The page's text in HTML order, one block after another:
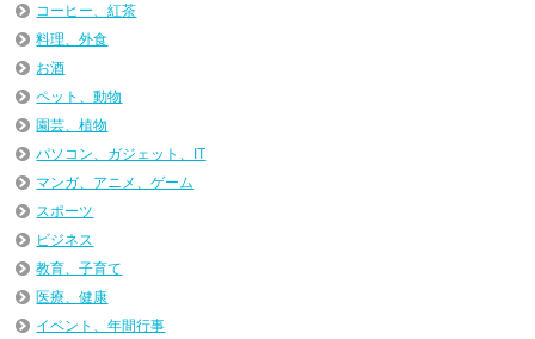
コーヒー、紅茶
料理、外食
お酒
ペット、動物
園芸、植物
パソコン、ガジェット、IT
マンガ、アニメ、ゲーム
スポーツ
ビジネス
教育、子育て
医療、健康
イベント、年間行事